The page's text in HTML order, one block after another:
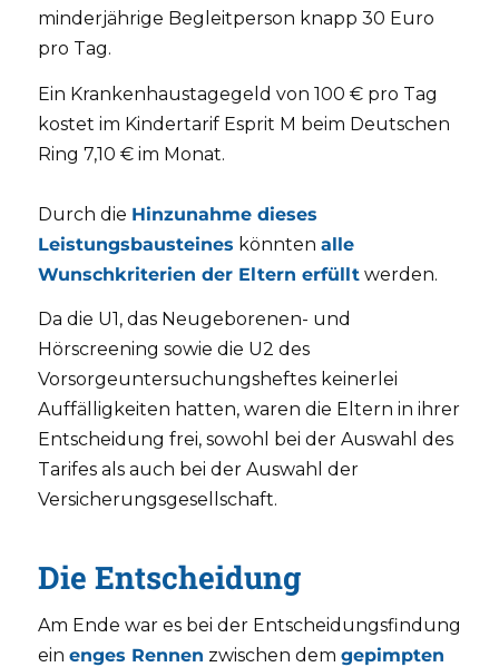
minderjährige Begleitperson knapp 30 Euro
pro Tag.
Ein Krankenhaustagegeld von 100 € pro Tag
kostet im Kindertarif Esprit M beim Deutschen
Ring 7,10 € im Monat.
Durch die Hinzunahme dieses
Leistungsbausteines könnten alle
Wunschkriterien der Eltern erfülltwerden.
Da die U1, das Neugeborenen- und
Hörscreening sowie die U2 des
Vorsorgeuntersuchungsheftes keinerlei
Auffälligkeiten hatten, waren die Eltern in ihrer
Entscheidung frei, sowohl bei der Auswahl des
Tarifes als auch bei der Auswahl der
Versicherungsgesellschaft.
Die Entscheidung
Am Ende war es bei der Entscheidungsfindung
ein enges Rennen zwischen dem gepimpten